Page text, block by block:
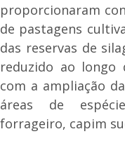
proporcionaram
de pastagens
das reservas de
reduzido ao longo
com a ampliação
áreas de
forrageiro, capim